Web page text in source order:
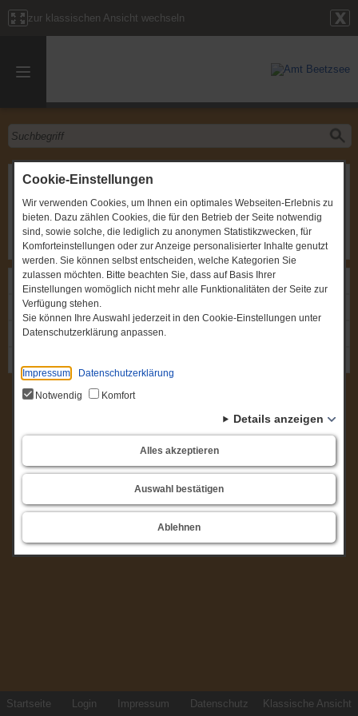
Cookie-Einstellungen
Wir verwenden Cookies, um Ihnen ein optimales Webseiten-Erlebnis zu
bieten. Dazu zählen Cookies, die für den Betrieb der Seite notwendig
sind, sowie solche, die lediglich zu anonymen Statistikzwecken, für
Komforteinstellungen oder zur Anzeige personalisierter Inhalte genutzt
werden. Sie können selbst entscheiden, welche Kategorien Sie
zulassen möchten. Bitte beachten Sie, dass auf Basis Ihrer
Einstellungen womöglich nicht mehr alle Funktionalitäten der Seite zur
Verfügung stehen.
Sie können Ihre Auswahl jederzeit in den Cookie-Einstellungen unter
Datenschutzerklärung anpassen.
Impressum
Datenschutzerklärung
Notwendig
Komfort
Details anzeigen
Alles akzeptieren
Auswahl bestätigen
Ablehnen
zur klassischen Ansicht wechseln
Sitzung des Sozialausschusses der Stadt Havelsee
Gremium:
Sozialausschuss Havelsee
Zeitpunkt:
09.02.2023, um 19:30 Uhr
Ort: OT Pritzerbe, Havelstraße 4, Rathaus
Links
Einladung: Sitzung des Sozialausschusses der Stadt Havelsee
Protokoll: Sitzung des Sozialausschusses der Stadt Havelsee
Startseite Login Impressum Datenschutz Klassische Ansicht